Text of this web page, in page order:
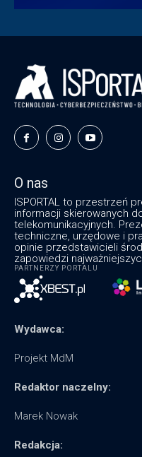
O nas
ISPORTAL to przestrzeń
informacji skierowanych
telekomunikacyjnych.
techniczne, urzędowe i
opinie przedstawicieli
zapowiedzi
PARTNERZY PORTALU
Wydawca:
Projekt MdM
Redaktor naczelny:
Marek Nowak
Redakcja: